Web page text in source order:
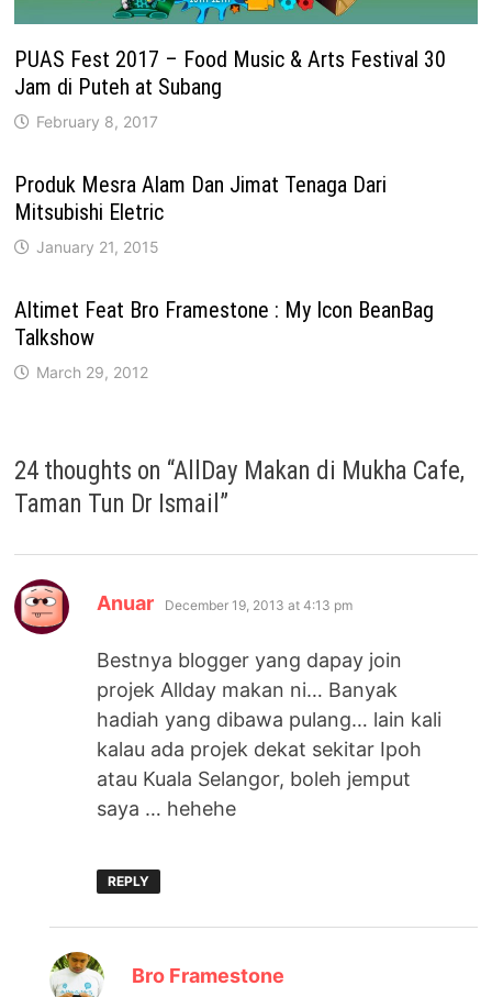
PUAS Fest 2017 – Food Music & Arts Festival 30
Jam di Puteh at Subang
February 8, 2017
Produk Mesra Alam Dan Jimat Tenaga Dari
Mitsubishi Eletric
January 21, 2015
Altimet Feat Bro Framestone : My Icon BeanBag
Talkshow
March 29, 2012
24 thoughts on “AllDay Makan di Mukha Cafe,
Taman Tun Dr Ismail ”
Anuar says:
December 19, 2013 at 4:13 pm
Bestnya blogger yang dapay join
projek Allday makan ni… Banyak
hadiah yang dibawa pulang… lain kali
kalau ada projek dekat sekitar Ipoh
atau Kuala Selangor, boleh jemput
saya … hehehe
REPLY
Bro Framestone